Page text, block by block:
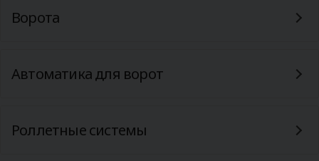
Ворота
Автоматика для ворот
Роллетные системы